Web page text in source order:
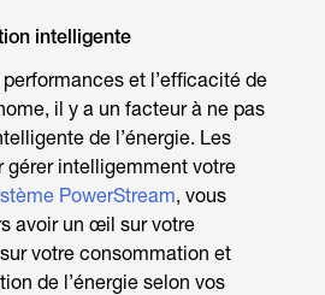
intelligente
et l’efficacité de
il y a un facteur à ne pas
de l’énergie. Les
gérer intelligemment votre
PowerStream, vous
avoir un œil sur votre
votre consommation et
de l’énergie selon vos